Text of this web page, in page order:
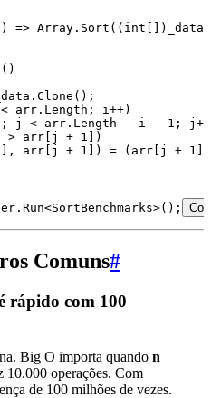
=> Array . Sort (( int []) _data
()
_data . Clone ();
< arr . Length ; i++)
; j < arr . Length - i - 1 ; j ++
> arr [j + 1 ])
, arr[j + 1]) = ( arr [j + 1
Comuns#
rápido com 100
Big O importa quando n
10.000 operações. Com
de 100 milhões de vezes.